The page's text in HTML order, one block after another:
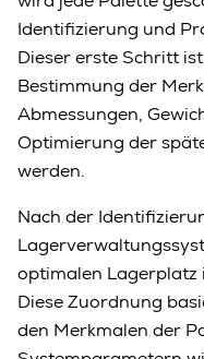
Identifizierung und
Dieser erste Schritt
Bestimmung der
Abmessungen,
Optimierung der
werden.
Nach der
optimalen Lagerplatz
Diese Zuordnung
den Merkmalen der